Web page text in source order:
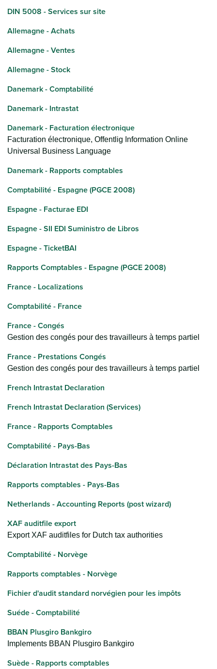
DIN 5008 - Services sur site
Allemagne - Achats
Allemagne - Ventes
Allemagne - Stock
Danemark - Comptabilité
Danemark - Intrastat
Danemark - Facturation électronique
Facturation électronique, Offentlig Information Online
Universal Business Language
Danemark - Rapports comptables
Comptabilité - Espagne (PGCE 2008)
Espagne - Facturae EDI
Espagne - SII EDI Suministro de Libros
Espagne - TicketBAI
Rapports Comptables - Espagne (PGCE 2008)
France - Localizations
Comptabilité - France
France - Congés
Gestion des congés pour des travailleurs à temps partiel
France - Prestations Congés
Gestion des congés pour des travailleurs à temps partiel
French Intrastat Declaration
French Intrastat Declaration (Services)
France - Rapports Comptables
Comptabilité - Pays-Bas
Déclaration Intrastat des Pays-Bas
Rapports comptables - Pays-Bas
Netherlands - Accounting Reports (post wizard)
XAF auditfile export
Export XAF auditfiles for Dutch tax authorities
Comptabilité - Norvège
Rapports comptables - Norvège
Fichier d'audit standard norvégien pour les impôts
Suéde - Comptabilité
BBAN Plusgiro Bankgiro
Implements BBAN Plusgiro Bankgiro
Suède - Rapports comptables